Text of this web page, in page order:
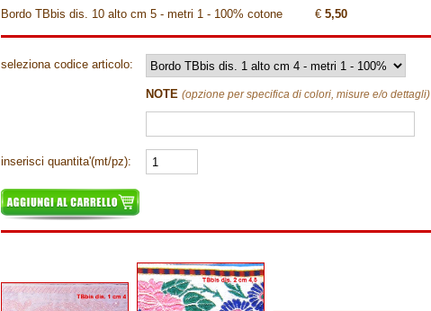
Bordo TBbis dis. 10 alto cm 5 - metri 1 - 100% cotone
€ 5,50
seleziona codice articolo:
NOTE (opzione per specifica di colori, misure e/o dettagli)
inserisci quantita'(mt/pz):